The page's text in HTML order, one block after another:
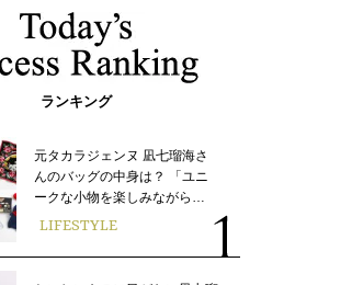
ランキング
元タカラジェンヌ 凪七瑠海さ
んのバッグの中身は？ 「ユニ
ークな小物を楽しみながら…
LIFESTYLE